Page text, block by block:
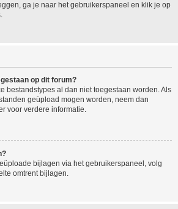
ga je naar het gebruikerspaneel en klik je op
op dit forum?
bestandstypes al dan niet toegestaan worden. Als
geüpload mogen worden, neem dan
voor verdere informatie.
bijlagen via het gebruikerspaneel, volg
omtrent bijlagen.